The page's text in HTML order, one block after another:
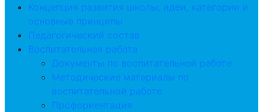
Концепция развития школы: идеи, категории и
основные принципы
Педагогический состав
Воспитательная работа
Документы по воспитательной работе
Методические материалы по
воспитательной работе
Профориентация